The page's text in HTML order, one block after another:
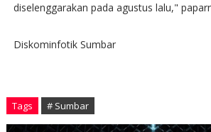
diselenggarakan pada agustus lalu,"
Diskominfotik Sumbar
Tags # Sumbar